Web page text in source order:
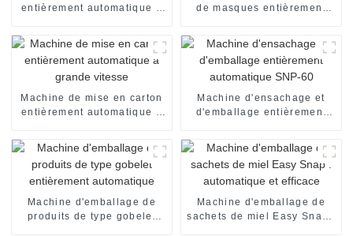
entièrement automatique à
de masques entièrement
Machine de mise en carton
entièrement automatique à
Machine d'ensachage et
d'emballage entièrement
Machine d'emballage de
produits de type gobelet
Machine d'emballage de
sachets de miel Easy Snap :